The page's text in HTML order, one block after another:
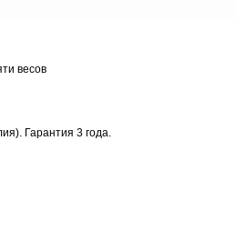
весов
Гарантия 3 года.